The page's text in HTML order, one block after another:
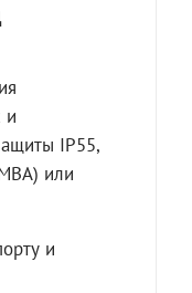
и
IP55,
или
и